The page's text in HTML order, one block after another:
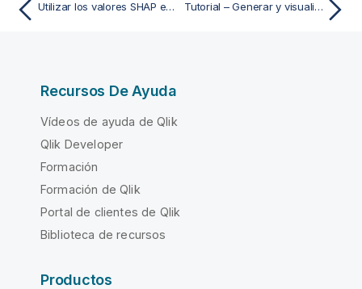
Utilizar los valores SHAP en aplicaciones reales Tutorial – Generar y visualizar datos de predicciones
Recursos De Ayuda
Vídeos de ayuda de Qlik
Qlik Developer
Formación
Formación de Qlik
Portal de clientes de Qlik
Biblioteca de recursos
Productos